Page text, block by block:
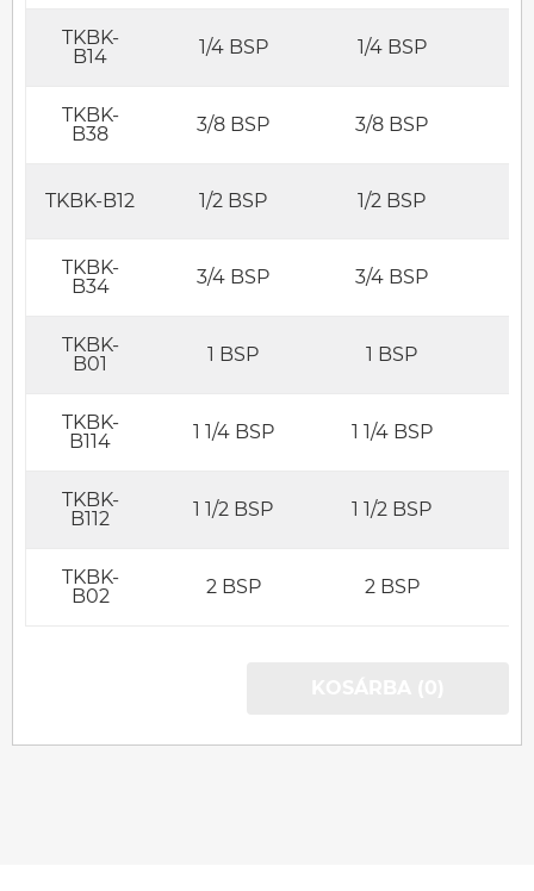
TKBK-
B14
1/4 BSP 1/4 BSP
TKBK-
B38
3/8 BSP 3/8 BSP
TKBK-B12 1/2 BSP 1/2 BSP
TKBK-
B34
3/4 BSP 3/4 BSP
TKBK-
B01
1 BSP 1 BSP
TKBK-
B114
1 1/4 BSP 1 1/4 BSP
TKBK-
B112
1 1/2 BSP 1 1/2 BSP
TKBK-
B02
2 BSP 2 BSP